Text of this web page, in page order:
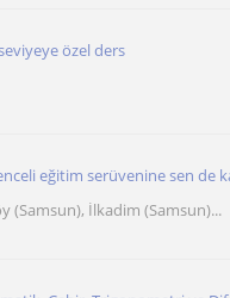
özel ders
eğitim serüvenine sen de
(Samsun), İlkadim (Samsun)...